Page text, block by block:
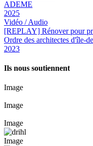
ADEME
2025
Vidéo / Audio
[REPLAY] Rénover pour
Ordre des architectes d'île-
2023
Ils nous soutiennent
Image
Image
Image
Image